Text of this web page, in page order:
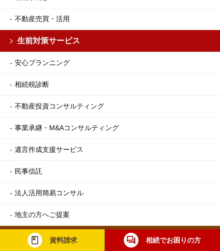
資料請求 相続でお困りの方
不動産売買・活用
生前対策サービス
安心プランニング
相続税診断
不動産投資コンサルティング
事業承継・M&Aコンサルティング
遺言作成支援サービス
民事信託
法人活用簡易コンサル
地主の方へご提案
相続税申告後のサービス